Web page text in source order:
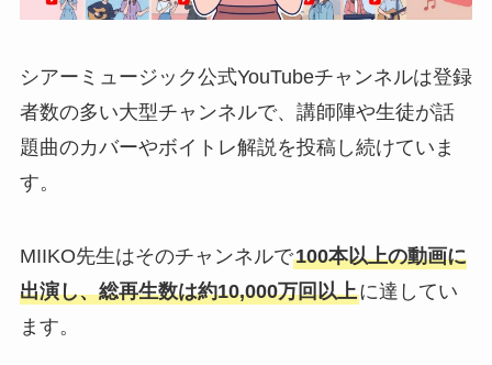
シアーミュージック公式YouTubeチャンネルは登録
者数の多い大型チャンネルで、講師陣や生徒が話
題曲のカバーやボイトレ解説を投稿し続けていま
す。
MIIKO先生はそのチャンネルで100本以上の動画に
出演し、総再生数は約10,000万回以上に達してい
ます。